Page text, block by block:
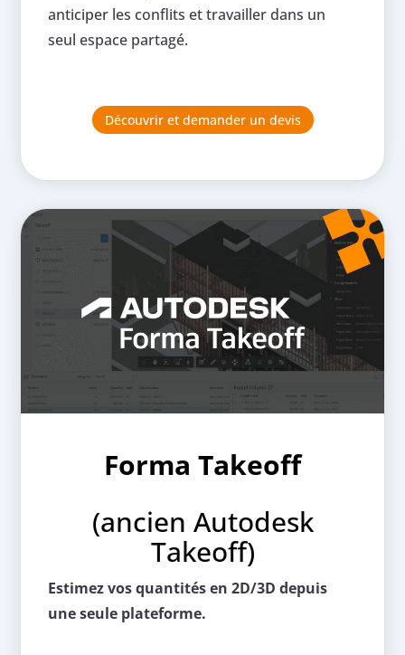
anticiper les conflits et travailler dans un
seul espace partagé.
Découvrir et demander un devis
Forma Takeoff
(ancien Autodesk
Takeoff)
Estimez vos quantités en 2D/3D depuis
une seule plateforme.